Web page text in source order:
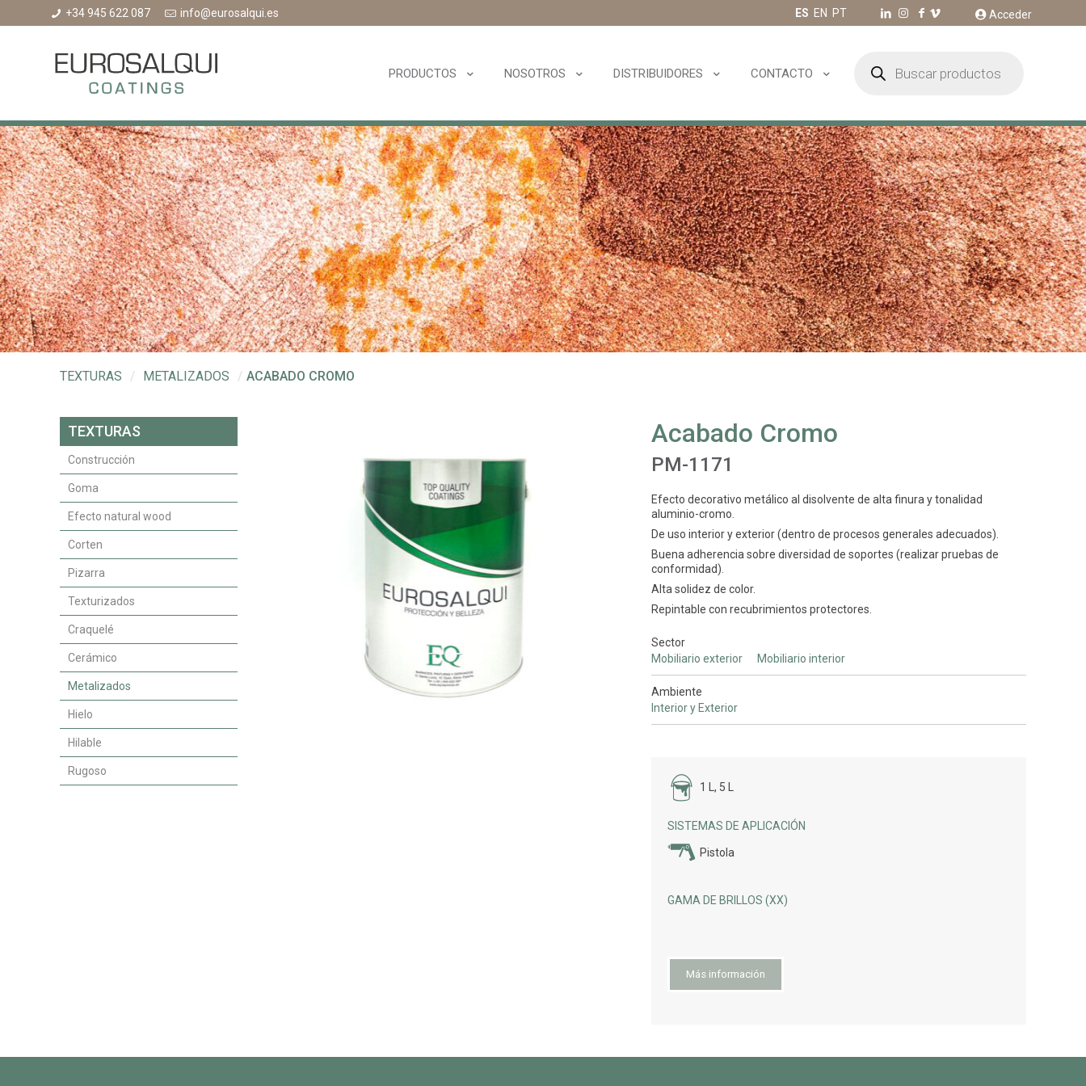
+34 945 622 087 info@eurosalqui.es ES EN PT Acceder
PRODUCTOS NOSOTROS DISTRIBUIDORES CONTACTO
productos
TEXTURAS / METALIZADOS / ACABADO CROMO
TEXTURAS
Construcción
Goma
Efecto natural wood
Corten
Pizarra
Texturizados
Craquelé
Cerámico
Metalizados
Hielo
Hilable
Rugoso
Acabado Cromo
PM-1171
Efecto decorativo metálico al disolvente de alta finura y tonalidad
aluminio-cromo.
De uso interior y exterior (dentro de procesos generales adecuados).
Buena adherencia sobre diversidad de soportes (realizar pruebas de
conformidad).
Alta solidez de color.
Repintable con recubrimientos protectores.
Sector
Mobiliario exterior
Mobiliario interior
Ambiente
Interior y Exterior
1 L, 5 L
SISTEMAS DE APLICACIÓN
Pistola
GAMA DE BRILLOS (XX)
Más información